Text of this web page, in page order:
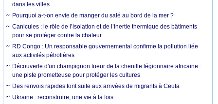
dans les villes
Pourquoi a-t-on envie de manger du salé au bord de la mer ?
Canicules : le rôle de l’isolation et de l’inertie thermique des bâtiments
pour se protéger contre la chaleur
RD Congo : Un responsable gouvernemental confirme la pollution liée
aux activités pétrolières
Découverte d'un champignon tueur de la chenille légionnaire africaine :
une piste prometteuse pour protéger les cultures
Des renvois rapides font suite aux arrivées de migrants à Ceuta
Ukraine : reconstruire, une vie à la fois